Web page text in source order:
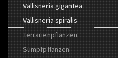
Vallisneria gigantea
Vallisneria spiralis
Terrarienpflanzen
Sumpfpflanzen